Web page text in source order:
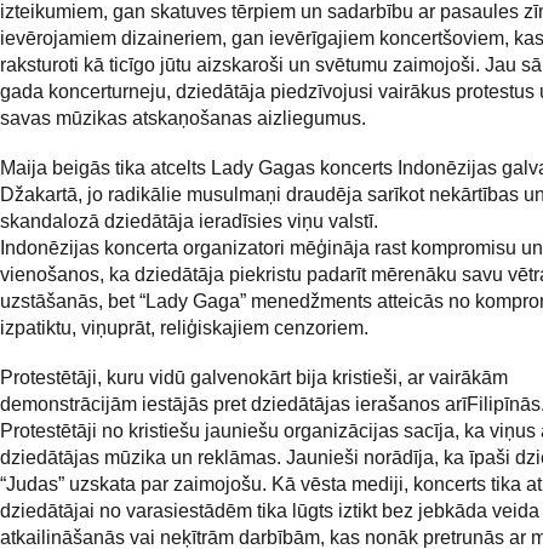
izteikumiem, gan skatuves tērpiem un sadarbību ar pasaules
ievērojamiem dizaineriem, gan ievērīgajiem koncertšoviem,
raksturoti kā ticīgo jūtu aizskaroši un svētumu zaimojoši. Jau
gada koncerturneju, dziedātāja piedzīvojusi vairākus protestus
savas mūzikas atskaņošanas aizliegumus.
Maija beigās tika atcelts Lady Gagas koncerts Indonēzijas
Džakartā, jo radikālie musulmaņi draudēja sarīkot nekārtības
skandalozā dziedātāja ieradīsies viņu valstī.
Indonēzijas koncerta organizatori mēģināja rast kompromisu un
vienošanos, ka dziedātāja piekristu padarīt mērenāku savu
uzstāšanās, bet “Lady Gaga” menedžments atteicās no
izpatiktu, viņuprāt, reliģiskajiem cenzoriem.
Protestētāji, kuru vidū galvenokārt bija kristieši, ar vairākām
demonstrācijām iestājās pret dziedātājas ierašanos
Protestētāji no kristiešu jauniešu organizācijas sacīja, ka viņus
dziedātājas mūzika un reklāmas. Jaunieši norādīja, ka īpaši
“Judas” uzskata par zaimojošu. Kā vēsta mediji, koncerts tika
dziedātājai no varasiestādēm tika lūgts iztikt bez jebkāda veida
atkailināšanās vai neķītrām darbībām, kas nonāk pretrunās ar